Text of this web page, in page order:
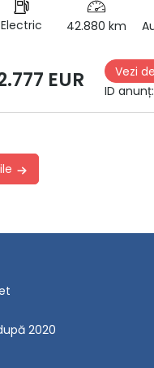
Electric 42.880 km
EUR
Vezi
ID
2020